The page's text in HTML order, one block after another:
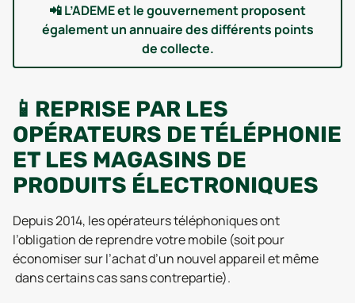
📲L’ADEME et le gouvernement proposent
également un annuaire des différents points
de collecte.
📱REPRISE PAR LES
OPÉRATEURS DE TÉLÉPHONIE
ET LES MAGASINS DE
PRODUITS ÉLECTRONIQUES
Depuis 2014, les opérateurs téléphoniques ont
l’obligation de reprendre votre mobile (soit pour
économiser sur l’achat d’un nouvel appareil et même
dans certains cas sans contrepartie).